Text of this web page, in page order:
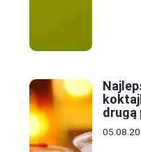
drugą